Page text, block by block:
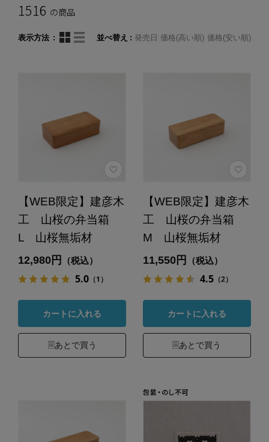
1516 の商品
表示方法 並べ替え 発売日 価格(高い順) 価格(安い順)
【WEB限定】建彦木
工 山桜の弁当箱
L 山桜無垢材
12,980円 （税込）
5.0（1）
カートに入れる
あとで買う
【WEB限定】建彦木
工 山桜の弁当箱
M 山桜無垢材
11,550円 （税込）
4.5（2）
カートに入れる
あとで買う